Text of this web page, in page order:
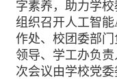
字素养，助力学
组织召开人工智
作处、校团委部
领导、学工办负
次会议由学校党委